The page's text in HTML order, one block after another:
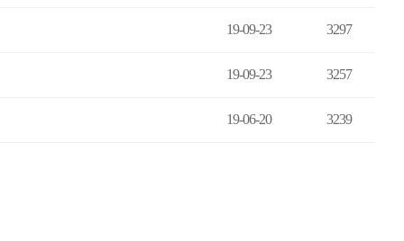
19-09-23 3297
19-09-23 3257
19-06-20 3239